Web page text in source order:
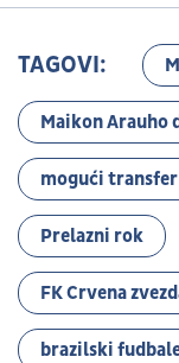
TAGOVI:
Maikon Arauho
mogući transfer
Prelazni rok
FK Crvena
brazilski